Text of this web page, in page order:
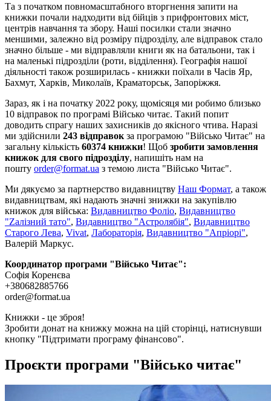
Та з початком повномасштабного вторгнення запити на
книжки почали надходити від бійців з прифронтових міст,
центрів навчання та збору. Наші посилки стали значно
меншими, залежно від розміру підрозділу, але відправок стало
значно більше - ми відправляли книги як на батальони, так і
на маленькі підрозділи (роти, відділення). Географія нашої
діяльності також розширилась - книжки поїхали в Часів Яр,
Бахмут, Харків, Миколаїв, Краматорськ, Запоріжжя.
Зараз, як і на початку 2022 року, щомісяця ми робимо близько
10 відправок по програмі Військо читає. Такий попит
доводить спрагу наших захисників до якісного чтива. Наразі
ми здійснили 243 відправок за програмою "Військо Читає" на
загальну кількість 60374 книжки! Щоб зробити замовлення
книжок для свого підрозділу, напишіть нам на
пошту order@format.ua з темою листа "Військо Читає".
Ми дякуємо за партнерство видавництву Наш Формат, а також
видавництвам, які надають значні знижки на закупівлю
книжок для війська: Видавництво Фоліо, Видавництво
"Zалізний тато", Видавництво "Астролябія", Видавництво
Старого Лева, Vivat, Лабораторія, Видавництво "Апріорі",
Валерій Маркус.
Координатор програми "Військо Читає":
Софія Коренєва
+380682885766
order@format.ua
Книжки - це зброя!
Зробити донат на книжку можна на цій сторінці, натиснувши
кнопку "Підтримати програму фінансово".
Проєкти програми "Військо читає"